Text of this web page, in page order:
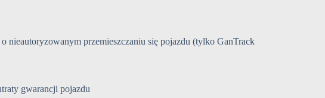
nieautoryzowanym przemieszczaniu się pojazdu (tylko GanTrack
gwarancji pojazdu